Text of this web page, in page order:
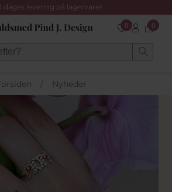
dages levering på lagervarer
0 0
/ Nyheder